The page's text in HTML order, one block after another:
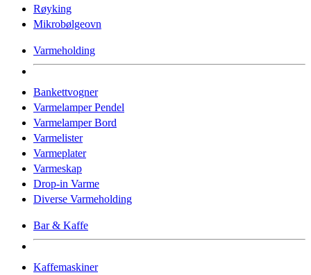
Røyking
Mikrobølgeovn
Varmeholding
Bankettvogner
Varmelamper Pendel
Varmelamper Bord
Varmelister
Varmeplater
Varmeskap
Drop-in Varme
Diverse Varmeholding
Bar & Kaffe
Kaffemaskiner